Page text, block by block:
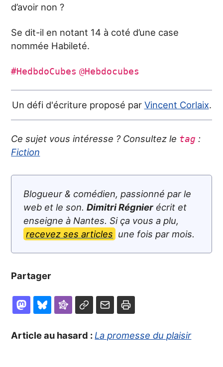
d’avoir non ?
Se dit-il en notant 14 à coté d’une case
nommée Habileté.
#HedbdoCubes @Hebdocubes
Un défi d'écriture proposé par Vincent Corlaix.
Ce sujet vous intéresse ? Consultez le tag :
Fiction
Blogueur & comédien, passionné par le
web et le son.Dimitri Régnier écrit et
enseigne à Nantes. Si ça vous a plu,
recevez ses articles une fois par mois.
Partager
Article au hasard : La promesse du plaisir